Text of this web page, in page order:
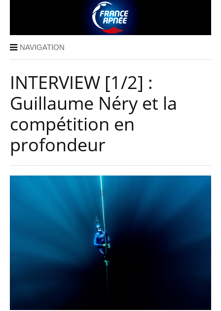
NAVIGATION
INTERVIEW [1/2] :
Guillaume Néry et la
compétition en
profondeur